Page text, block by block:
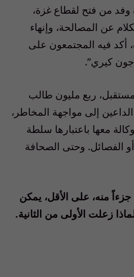
وفد من فتح لقطاع غزة،
عن المصالحة، وإنهاء
أكد فيه المجتمعون على
جون كيري”.
ربع مليون طالب
إلى مواجهة المخاطر،
معها باعتبارها سلطة
الفصائل. وحتى الصحافة
منه، على الأقل، يمكن
زعلت الأولى من الثانية.